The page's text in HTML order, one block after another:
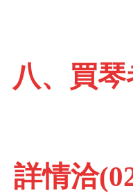
八、買
詳情洽